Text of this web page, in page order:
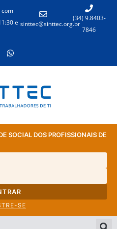
com
e sinttec@sinttec.org.br
(34) 9.8403-
7846
SOCIAL DOS PROFISSIONAIS DE
SE